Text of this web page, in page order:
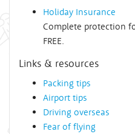
Holiday Insurance
Complete protection
FREE.
Links & resources
Packing tips
Airport tips
Driving overseas
Fear of flying